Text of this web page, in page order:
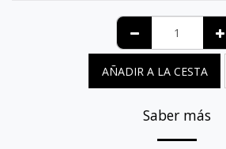
AÑADIR A LA CESTA
Saber más